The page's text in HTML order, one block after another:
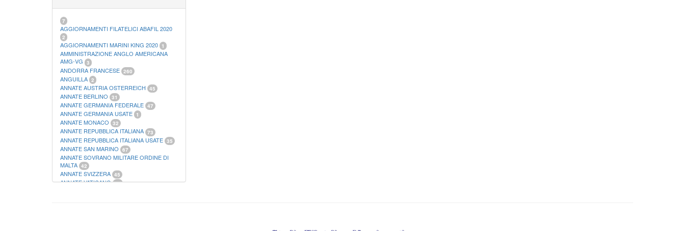
FOGLI FILATELICI SAN MARINO
FOGLI FILATELICI VATICANO
FOGLI MARINI PERIODI SEPARATI ITALIA
15
FOGLI MARINI PERIODI SEPARATI SAN
MARINO 14
FOGLI MARINI PERIODI SEPARATI
VATICANO 10
FOGLI MARINI REGNO D'ITALIA COLONIE
ITL, 20
MATERIALE FILATELICO MARINI 33
RACCOGLITORI XL 1
7
AGGIORNAMENTI FILATELICI ABAFIL 2020
2
AGGIORNAMENTI MARINI KING 2020 1
AMMINISTRAZIONE ANGLO AMERICANA
AMG-VG 3
ANDORRA FRANCESE 260
ANGUILLA 2
ANNATE AUSTRIA OSTERREICH 45
ANNATE BERLINO 31
ANNATE GERMANIA FEDERALE 47
ANNATE GERMANIA USATE 1
ANNATE MONACO 32
ANNATE REPUBBLICA ITALIANA 73
ANNATE REPUBBLICA ITALIANA USATE 35
ANNATE SAN MARINO 67
ANNATE SOVRANO MILITARE ORDINE DI
MALTA 42
ANNATE SVIZZERA 45
ANNATE VATICANO 64